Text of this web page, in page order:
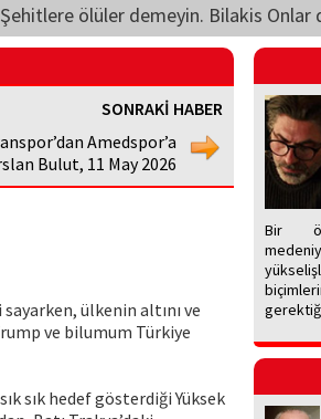
ölüler demeyin. Bilakis Onlar
SONRAKİ HABER
Amedspor’a
Bulut, 11 May 2026
ülkenin altını ve
ve bilumum Türkiye
sık hedef gösterdiği Yüksek
Bir